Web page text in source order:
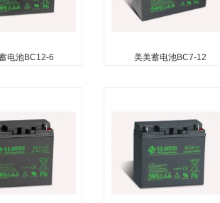
电池BC12-6
置使用除外） 吸收
技术用于高效气体
美美蓄电池BC7-12
向使用（倒置使用除外） 安装
了防爆器以确保安全 便于安装
的手柄 吸收性玻璃纤维隔板技
术用于高效的气体复合...